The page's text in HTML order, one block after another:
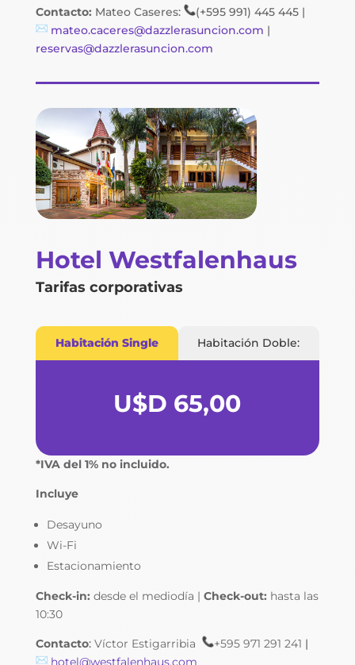
Contacto: Mateo Caseres:
(+595 991) 445 445 |
mateo.caceres@dazzlerasuncion.com |
reservas@dazzlerasuncion.com
Hotel Westfalenhaus
Tarifas corporativas
Habitación Single Habitación Doble:
U$D 65,00
*IVA del 1% no incluido.
Incluye
Desayuno
Wi-Fi
Estacionamiento
Check-in: desde el mediodía | Check-out: hasta las
10:30
Contacto: Víctor Estigarribia +595 971 291 241 |
hotel@westfalenhaus.com